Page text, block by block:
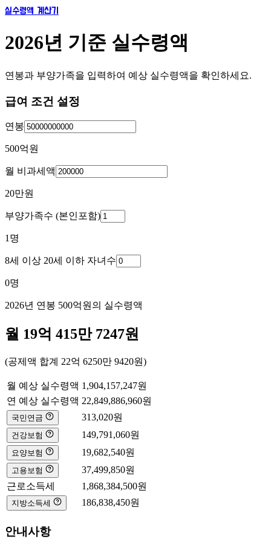
실수령액 계산기
2026년 기준 실수령액
연봉과 부양가족을 입력하여 예상 실수령액을 확인하세요.
급여 조건 설정
연봉
500억원
월 비과세액
20만원
부양가족수 (본인포함)
1 명
8세 이상 20세 이하 자녀수
0명
2026년 연봉 500억원의 실수령액
월 19억 415만 7247원
(공제액 합계 22억 6250만 9420원)
월 예상 실수령액 1,904,157,247원
연 예상 실수령액 22,849,886,960원
국민연금 313,020원
건강보험 149,791,060원
요양보험 19,682,540원
고용보험 37,499,850원
근로소득세
1,868,384,500원
지방소득세 186,838,450원
안내사항